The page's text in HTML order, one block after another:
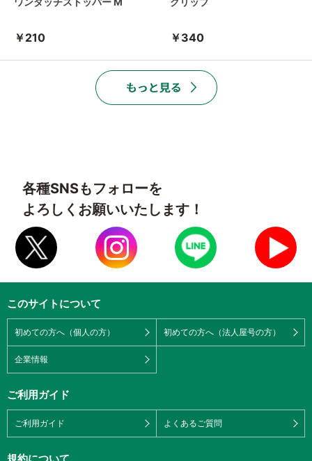
￥210 ￥340
各種SNSもフォローを
よろしくお願いいたします！
このサイトについて
初めての方へ（個人の方） 初めての方へ（法人屋号の方）
企業情報
ご利用ガイド
ご利用ガイド よくあるご質問